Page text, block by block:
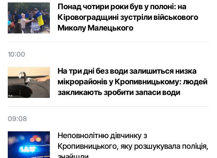
Понад чотири роки був у полоні: на
Кіровоградщині зустріли військового
Микoлу Малецькoгo
10:00
На три дні без води залишиться низка
мікрорайонів у Кропивницькому: людей
закликають зробити запаси води
09:08
Неповнолітню дівчинку з
Кропивницького, яку розшукувала поліція,